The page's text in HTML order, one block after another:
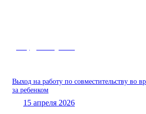
Выход на работу по совместительству во
за ребенком
15 апреля 2026